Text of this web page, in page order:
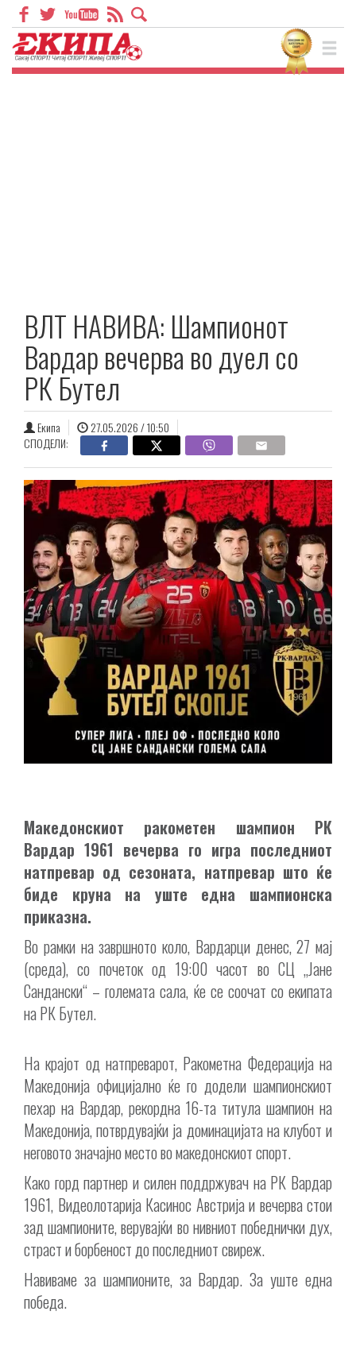
ВЛТ НАВИВА: Шампионот
Вардар вечерва во дуел со
РК Бутел
Екипа
27.05.2026 / 10:50
СПОДЕЛИ:
Македонскиот ракометен шампион РК
Вардар 1961 вечерва го игра последниот
натпревар од сезоната, натпревар што ќе
биде круна на уште една шампионска
приказна.
Во рамки на завршното коло, Вардарци денес, 27 мај
(среда), со почеток од 19:00 часот во СЦ „Јане
Сандански“ – големата сала, ќе се соочат со екипата
на РК Бутел.
На крајот од натпреварот, Ракометна Федерација на
Македонија официјално ќе го додели шампионскиот
пехар на Вардар, рекордна 16-та титула шампион на
Македонија, потврдувајќи ја доминацијата на клубот и
неговото значајно место во македонскиот спорт.
Како горд партнер и силен поддржувач на РК Вардар
1961, Видеолотарија Касинос Австрија и вечерва стои
зад шампионите, верувајќи во нивниот победнички дух,
страст и борбеност до последниот свиреж.
Навиваме за шампионите, за Вардар. За уште една
победа.